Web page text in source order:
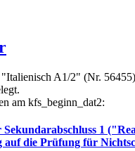
"Italienisch A1/2" (Nr.
am kfs_beginn_dat2:
1
auf die Prüfung für